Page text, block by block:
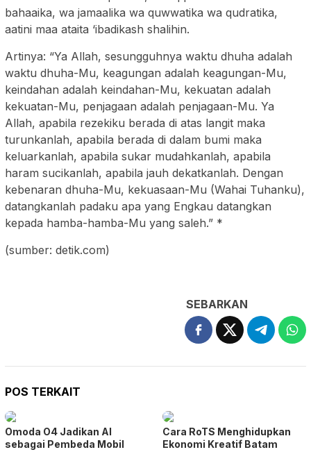
bahaaika, wa jamaalika wa quwwatika wa qudratika,
aatini maa ataita ‘ibadikash shalihin.
Artinya: “Ya Allah, sesungguhnya waktu dhuha adalah
waktu dhuha-Mu, keagungan adalah keagungan-Mu,
keindahan adalah keindahan-Mu, kekuatan adalah
kekuatan-Mu, penjagaan adalah penjagaan-Mu. Ya
Allah, apabila rezekiku berada di atas langit maka
turunkanlah, apabila berada di dalam bumi maka
keluarkanlah, apabila sukar mudahkanlah, apabila
haram sucikanlah, apabila jauh dekatkanlah. Dengan
kebenaran dhuha-Mu, kekuasaan-Mu (Wahai Tuhanku),
datangkanlah padaku apa yang Engkau datangkan
kepada hamba-hamba-Mu yang saleh.” *
(sumber: detik.com)
SEBARKAN
POS TERKAIT
Omoda O4 Jadikan AI
sebagai Pembeda Mobil
Cara RoTS Menghidupkan
Ekonomi Kreatif Batam